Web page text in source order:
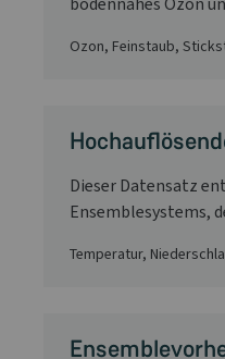
Ozon, Feinstaub,
Dieser Datensatz
Ensemblesystems,
Temperatur,